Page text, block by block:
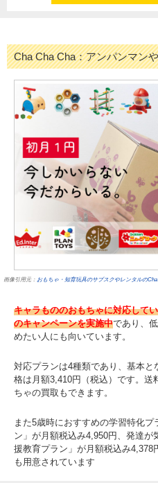
Cha Cha Cha：アンパンマン
画像引用元： おもちゃ・知育玩具のサブスクやレンタルの
キャラもののおもちゃに対応して
のキャンペーンを実施中であり、
めたい人にも向いています。
対応プランは4種類であり、基本
格は月額3,410円（税込）です。送
ちゃの買取もできます。
また5歳時におすすめの学習特化
ン」が月額税込み4,950円、発達
援教育プラン」が月額税込み4,378
も用意されています